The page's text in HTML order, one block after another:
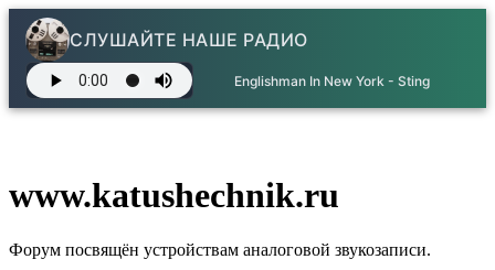
СЛУШАЙТЕ НАШЕ РАДИО
Englishman In New York - Sting
www.katushechnik.ru
Форум посвящён устройствам аналоговой звукозаписи.